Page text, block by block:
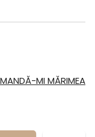
MI MĂRIMEA